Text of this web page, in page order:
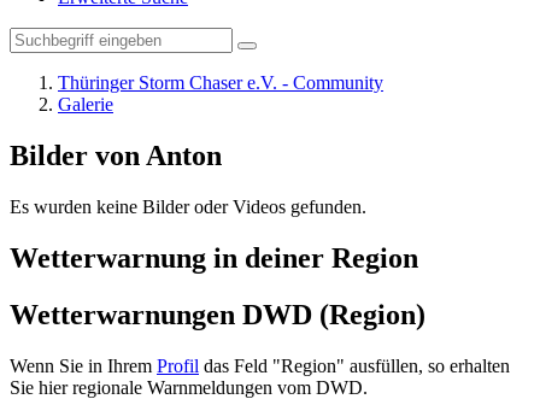
Thüringer Storm Chaser e.V. - Community
Galerie
Bilder von Anton
Es wurden keine Bilder oder Videos gefunden.
Wetterwarnung in deiner Region
Wetterwarnungen DWD (Region)
Wenn Sie in Ihrem Profil das Feld "Region" ausfüllen, so erhalten
Sie hier regionale Warnmeldungen vom DWD.